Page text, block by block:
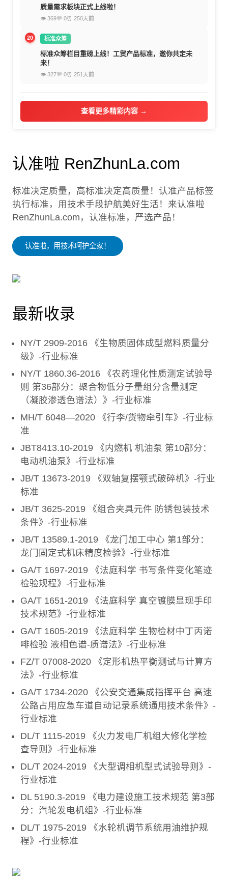
质量需求板块正式上线啦！
👁 369💬 0⏰ 250天前
20 标准众筹
标准众筹栏目重磅上线！工贸产品标准，邀你共定未
来！
👁 327💬 0⏰ 251天前
查看更多精彩内容 →
认准啦 RenZhunLa.com
标准决定质量，高标准决定高质量！认准产品标签
执行标准，用技术手段护航美好生活！来认准啦
RenZhunLa.com，认准标准，严选产品！
认准啦，用技术呵护全家！
最新收录
NY/T 2909-2016 《生物质固体成型燃料质量分
级》-行业标准
NY/T 1860.36-2016 《农药理化性质测定试验导
则 第36部分：聚合物低分子量组分含量测定
（凝胶渗透色谱法）》-行业标准
MH/T 6048—2020 《行李/货物牵引车》-行业标
准
JBT8413.10-2019 《内燃机 机油泵 第10部分：
电动机油泵》-行业标准
JB/T 13673-2019 《双轴复摆颚式破碎机》-行业
标准
JB/T 3625-2019 《组合夹具元件 防锈包装技术
条件》-行业标准
JB/T 13589.1-2019 《龙门加工中心 第1部分：
龙门固定式机床精度检验》-行业标准
GA/T 1697-2019 《法庭科学 书写条件变化笔迹
检验规程》-行业标准
GA/T 1651-2019 《法庭科学 真空镀膜显现手印
技术规范》-行业标准
GA/T 1605-2019 《法庭科学 生物检材中丁丙诺
啡检验 液相色谱-质谱法》-行业标准
FZ/T 07008-2020 《定形机热平衡测试与计算方
法》-行业标准
GA/T 1734-2020 《公安交通集成指挥平台 高速
公路占用应急车道自动记录系统通用技术条件》-
行业标准
DL/T 1115-2019 《火力发电厂机组大修化学检
查导则》-行业标准
DL/T 2024-2019 《大型调相机型式试验导则》-
行业标准
DL 5190.3-2019 《电力建设施工技术规范 第3部
分：汽轮发电机组》-行业标准
DL/T 1975-2019 《水轮机调节系统用油维护规
程》-行业标准